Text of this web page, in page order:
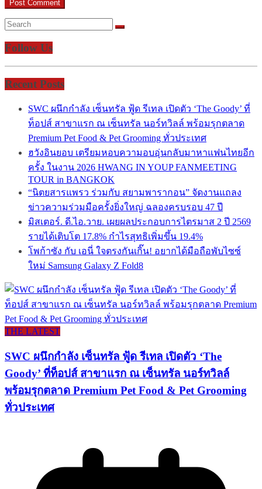
Follow Us
Recent Posts
SWC ผนึกกำลัง เซ็นทรัล ฟู้ด รีเทล เปิดตัว ‘The Goody’ ที่
ท็อปส์ สาขาแรก ณ เซ็นทรัล นอร์ทวิลล์ พร้อมรุกตลาด
Premium Pet Food & Pet Grooming ทั่วประเทศ
ฮวังอินยอบ เตรียมหอบความอบอุ่นกลับมาหาแฟนไทยอีก
ครั้ง ในงาน 2026 HWANG IN YOUP FANMEETING
TOUR in BANGKOK
“นิตยสารแพรว ร่วมกับ สยามพารากอน” จัดงานแถลง
ข่าวความร่วมมือครั้งยิ่งใหญ่ ฉลองครบรอบ 47 ปี
มิสเตอร์. ดี.ไอ.วาย. เผยผลประกอบการไตรมาส 2 ปี 2569
รายได้เติบโต 17.8% กำไรสุทธิเพิ่มขึ้น 19.4%
โพก้าซัง กับ เอนี่ ใจตรงกันเกิ๊น! อยากได้มือถือพับไซซ์
ใหม่ Samsung Galaxy Z Fold8
THE LATEST
SWC ผนึกกำลัง เซ็นทรัล ฟู้ด รีเทล เปิดตัว ‘The
Goody’ ที่ท็อปส์ สาขาแรก ณ เซ็นทรัล นอร์ทวิลล์
พร้อมรุกตลาด Premium Pet Food & Pet Grooming
ทั่วประเทศ